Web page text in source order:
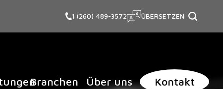
1 (260) 489-3572 ÜBERSETZEN
Branchen Über uns Kontakt